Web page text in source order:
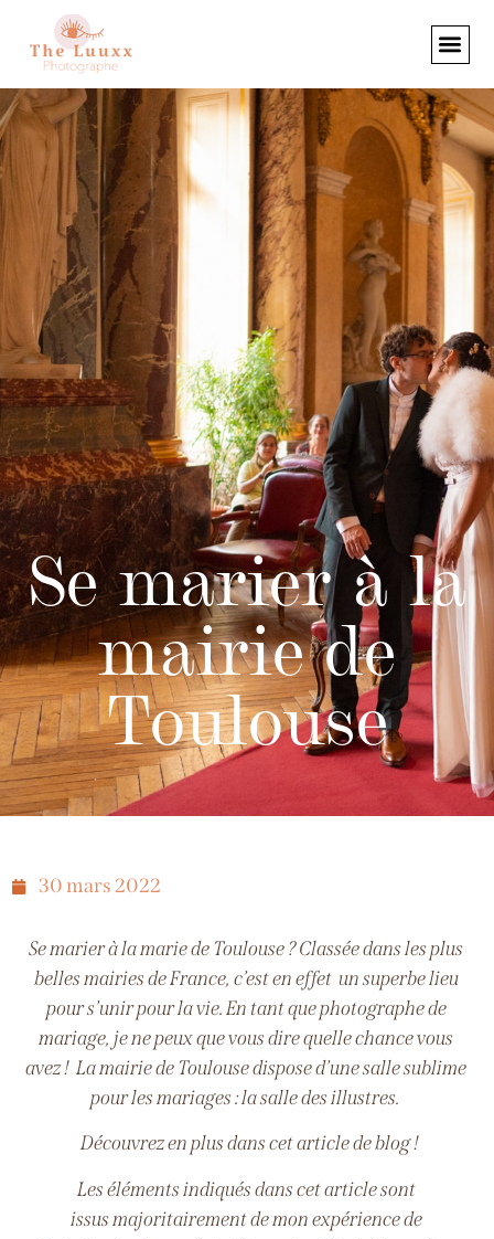
Se marier à la
mairie de
Toulouse
30 mars 2022
Se marier à la marie de Toulouse ?Classée dans les plus
belles mairies de France, c’est en effet un superbe lieu
pour s’unir pour la vie. En tant que photographe de
mariage, je ne peux que vous dire quelle chance vous
avez ! La mairie de Toulouse dispose d’une salle sublime
pour les mariages : la salle des illustres.
Découvrez en plus dans cet article de blog !
Les éléments indiqués dans cet article sont
issus majoritairement de mon expérience de